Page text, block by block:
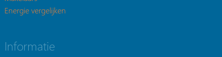
Energie vergelijken
Informatie